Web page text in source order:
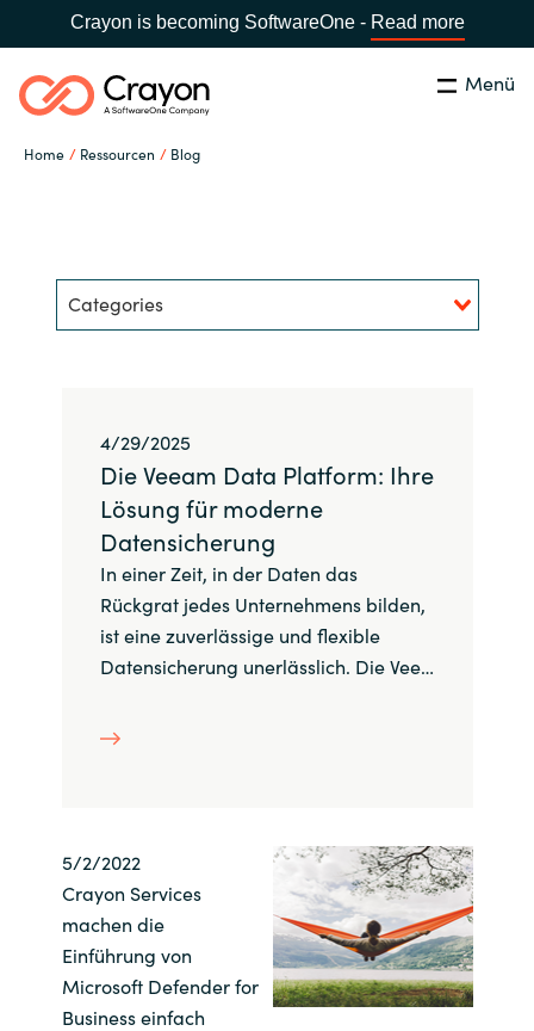
Crayon is becoming SoftwareOne - Read more
Menü
Home Ressourcen Blog
Global site
Austria
Bulgaria
Czechia
France
Germany
Hungary
Suchen Schließen
Ressourcen
IT Campus - Customer Trainings
Über uns
Kontakt
Karriere
Channel Partner
Categories
4/29/2025
Die Veeam Data Platform: Ihre
Lösung für moderne
Datensicherung
In einer Zeit, in der Daten das
Rückgrat jedes Unternehmens bilden,
ist eine zuverlässige und flexible
Datensicherung unerlässlich. Die Vee…
5/2/2022
Crayon Services
machen die
Einführung von
Microsoft Defender for
Business einfach